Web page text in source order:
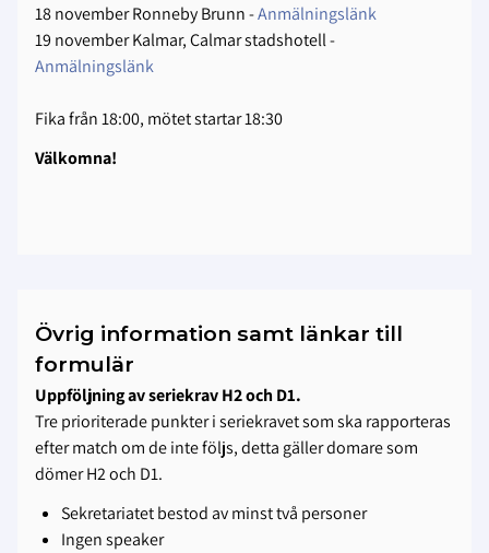
18 november Ronneby Brunn -Anmälningslänk
19 november Kalmar, Calmar stadshotell -
Anmälningslänk
Fika från 18:00, mötet startar 18:30
Välkomna!
Övrig information samt länkar till
formulär
Uppföljning av seriekrav H2 och D1.
Tre prioriterade punkter i seriekravet som ska rapporteras
efter match om de inte följs, detta gäller domare som
dömer H2 och D1.
Sekretariatet bestod av minst två personer
Ingen speaker